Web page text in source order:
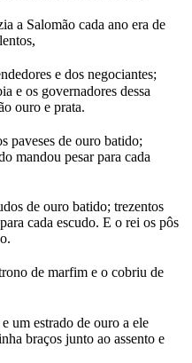
a Salomão cada ano era de
e dos negociantes;
e os governadores dessa
ouro e prata.
paveses de ouro batido;
mandou pesar para cada
de ouro batido; trezentos
cada escudo. E o rei os pôs
de marfim e o cobriu de
um estrado de ouro a ele
braços junto ao assento e